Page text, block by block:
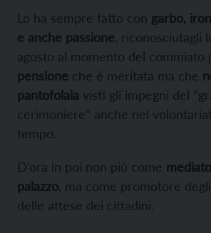
Lo ha sempre fatto con garbo,
e anche passione , riconosciutagli
agosto al momento del commiato
pensione che è meritata ma che
pantofolaia visti gli impegni del
cerimoniere” anche nel
tempo.
D’ora in poi non più come
palazzo , ma come promotore
delle attese dei cittadini.